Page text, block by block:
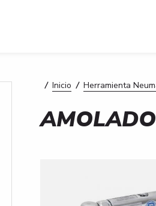
Usted está aquí
/ Inicio / Herramienta